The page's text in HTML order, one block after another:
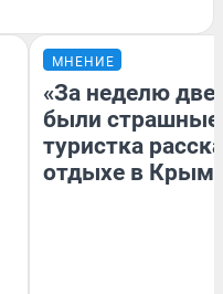
МНЕНИЕ
«За неделю две
были
туристка
отдыхе в